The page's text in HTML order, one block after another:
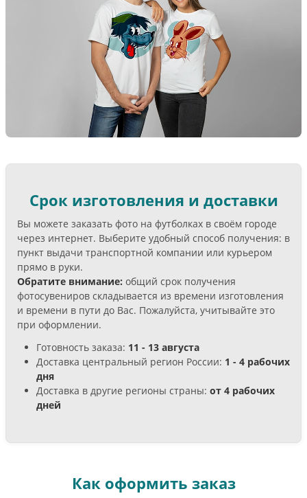
Срок изготовления и доставки
Вы можете заказать фото на футболках в своём городе
через интернет. Выберите удобный способ получения: в
пункт выдачи транспортной компании или курьером
прямо в руки.
Обратите внимание: общий срок получения
фотосувениров складывается из времени изготовления
и времени в пути до Вас. Пожалуйста, учитывайте это
при оформлении.
Готовность заказа: 11 - 13 августа
Доставка центральный регион России: 1 - 4 рабочих
дня
Доставка в другие регионы страны: от 4 рабочих
дней
Как оформить заказ